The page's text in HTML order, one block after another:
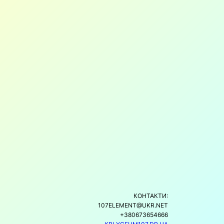
КОНТАКТИ:
107ELEMENT@UKR.NET
+380673654666